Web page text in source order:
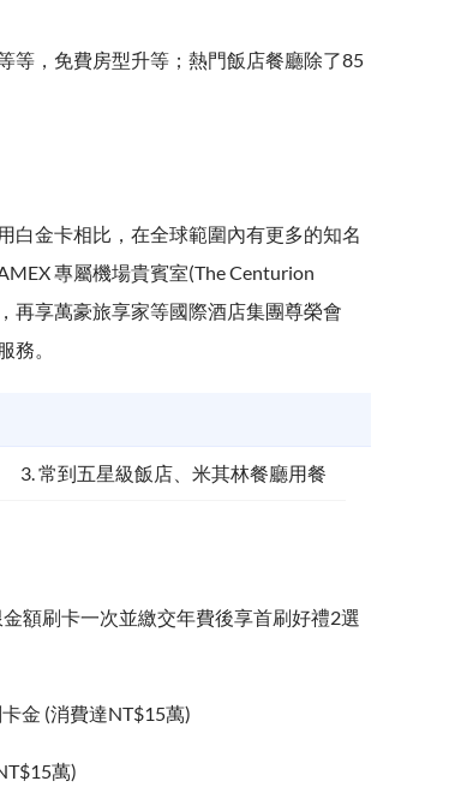
等，免費房型升等；熱門飯店餐廳除了85
白金卡相比，在全球範圍內有更多的知名
專屬機場貴賓室(The Centurion
再享萬豪旅享家等國際酒店集團尊榮會
務。
3. 常到五星級飯店、米其林餐廳用餐
額刷卡一次並繳交年費後享首刷好禮2選
金 (消費達NT$15萬)
萬)